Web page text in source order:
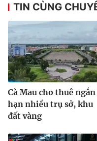
TIN CÙNG
Cà Mau cho thuê ngắn
hạn nhiều trụ sở, khu
đất vàng